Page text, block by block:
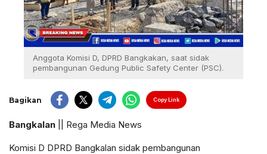
Anggota Komisi D, DPRD Bangkakan, saat sidak
pembangunan Gedung Public Safety Center (PSC).
Bagikan Copy Link
Bangkalan || Rega Media News
Komisi D DPRD Bangkalan sidak pembangunan